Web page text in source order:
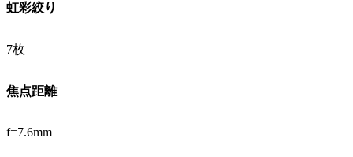
虹彩絞り
7枚
焦点距離
f=7.6mm